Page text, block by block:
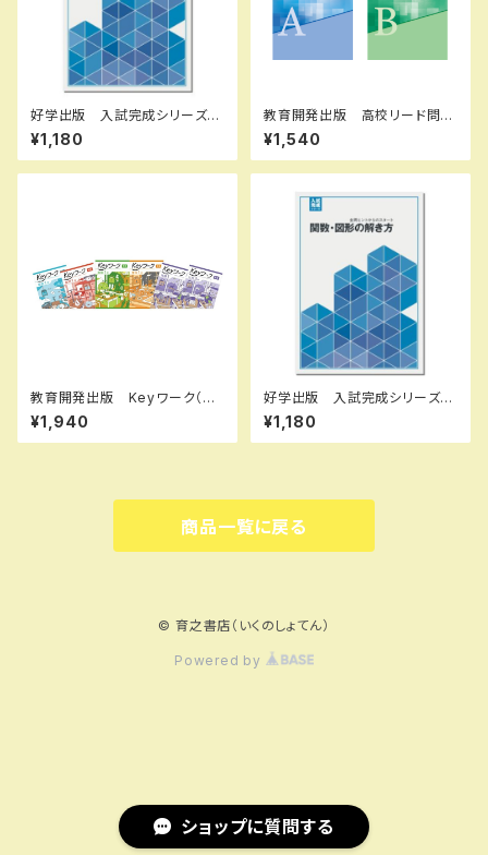
ショップに質問する
好学出版 入試完成シリーズ
数学 大問１の完成 2026年
度版 新品完全セット ISBN：
B0D3B7WB59 ISBN-10：B
¥1,180
教育開発出版 高校リード問題
集 英語構文 A ，英語構文 B
2026年度版 各科目（選択くだ
さい） 新品完全セット ISBN
¥1,540
教育開発出版 Keyワーク（キ
ーワーク）＋ Keyテスト（キーテ
スト）2冊セット 地理 I,II 歴史
I,II（ご選択ください） 2026年
¥1,940
好学出版 入試完成シリーズ
関数・図形の解き方 2026年
度版 新品完全セット ISBN：
B0D3B6JKYT ISBN-10：B
¥1,180
商品一覧に戻る
© 育之書店（いくのしょてん）
Powered by